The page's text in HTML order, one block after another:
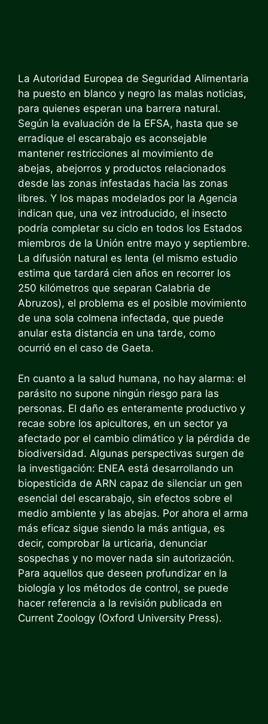
La Autoridad Europea de Seguridad Alimentaria
ha puesto en blanco y negro las malas noticias,
para quienes esperan una barrera natural.
Según la evaluación de la EFSA, hasta que se
erradique el escarabajo es aconsejable
mantener restricciones al movimiento de
abejas, abejorros y productos relacionados
desde las zonas infestadas hacia las zonas
libres. Y los mapas modelados por la Agencia
indican que, una vez introducido, el insecto
podría completar su ciclo en todos los Estados
miembros de la Unión entre mayo y septiembre.
La difusión natural es lenta (el mismo estudio
estima que tardará cien años en recorrer los
250 kilómetros que separan Calabria de
Abruzos), el problema es el posible movimiento
de una sola colmena infectada, que puede
anular esta distancia en una tarde, como
ocurrió en el caso de Gaeta.
En cuanto a la salud humana, no hay alarma: el
parásito no supone ningún riesgo para las
personas. El daño es enteramente productivo y
recae sobre los apicultores, en un sector ya
afectado por el cambio climático y la pérdida de
biodiversidad. Algunas perspectivas surgen de
la investigación: ENEA está desarrollando un
biopesticida de ARN capaz de silenciar un gen
esencial del escarabajo, sin efectos sobre el
medio ambiente y las abejas. Por ahora el arma
más eficaz sigue siendo la más antigua, es
decir, comprobar la urticaria, denunciar
sospechas y no mover nada sin autorización.
Para aquellos que deseen profundizar en la
biología y los métodos de control, se puede
hacer referencia a la revisión publicada en
Current Zoology (Oxford University Press).